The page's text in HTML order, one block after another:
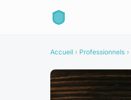
Accueil › Professionnels ›